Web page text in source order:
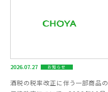
2026.07.27 お知らせ
酒税の税率改正に伴う一部商品の